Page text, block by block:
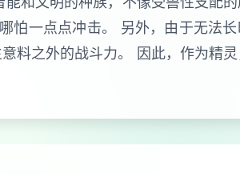
怕一点点冲击。 另外，由于无法长
料之外的战斗力。 因此，作为精